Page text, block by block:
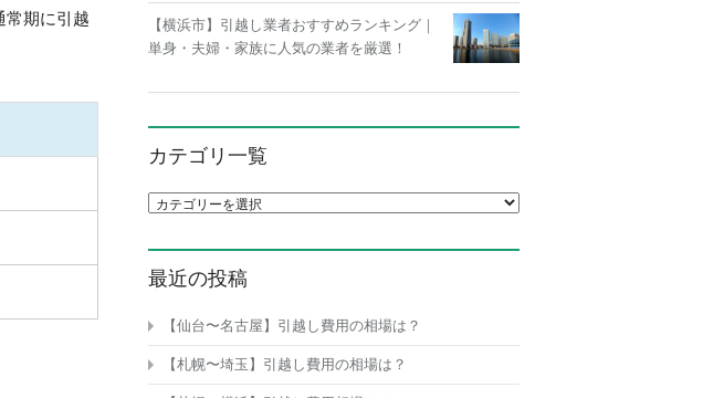
常期に引越
【横浜市】引越し業者おすすめランキング｜
単身・夫婦・家族に人気の業者を厳選！
カテゴリ一覧
カテゴリ一覧
最近の投稿
【仙台〜名古屋】引越し費用の相場は？
【札幌〜埼玉】引越し費用の相場は？